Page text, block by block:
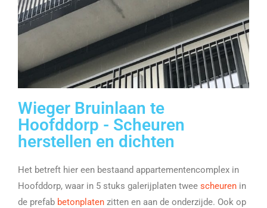
Wieger Bruinlaan te
Hoofddorp - Scheuren
herstellen en dichten
Het betreft hier een bestaand appartementencomplex in
Hoofddorp, waar in 5 stuks galerijplaten twee scheuren in
de prefab betonplaten zitten en aan de onderzijde. Ook op